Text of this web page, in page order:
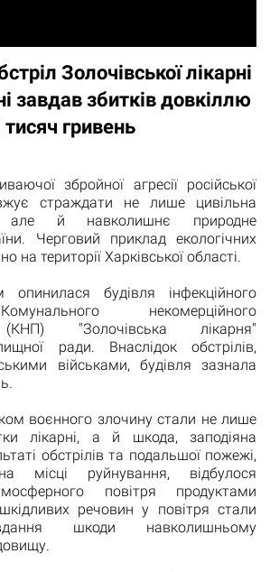
Золочівської лікарні
завдав збитків довкіллю
гривень
збройної агресії російської
страждати не лише цивільна
але й навколишнє природне
Черговий приклад екологічних
на території Харківської області.
будівля інфекційного
некомерційного
(КНП) "Золочівська лікарня"
ради. Внаслідок обстрілів,
військами, будівля зазнала
воєнного злочину стали не лише
лікарні, а й шкода, заподіяна
обстрілів та подальшої пожежі,
місці руйнування, відбулося
повітря продуктами
речовин у повітря стали
шкоди навколишньому